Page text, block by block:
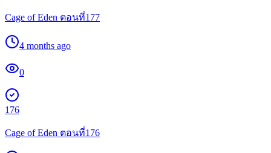
Cage of Eden ตอนที่177
4 months ago
0
176
Cage of Eden ตอนที่176